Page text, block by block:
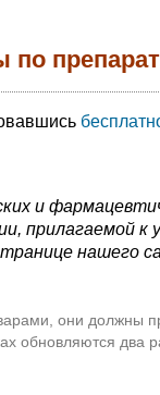
по
и
прилагаемой к
нашего
они должны
два